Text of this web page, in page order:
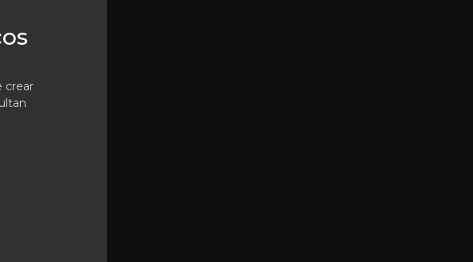
crear